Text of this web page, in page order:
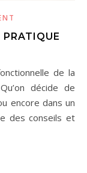
PRATIQUE
décide de
encore dans un
des conseils et